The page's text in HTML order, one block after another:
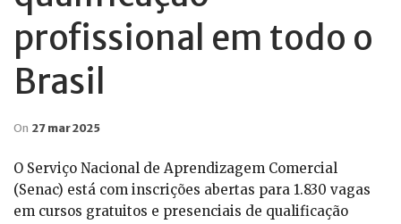
profissional em todo o
Brasil
On 27 mar 2025
O Serviço Nacional de Aprendizagem Comercial
(Senac) está com inscrições abertas para 1.830 vagas
em cursos gratuitos e presenciais de qualificação